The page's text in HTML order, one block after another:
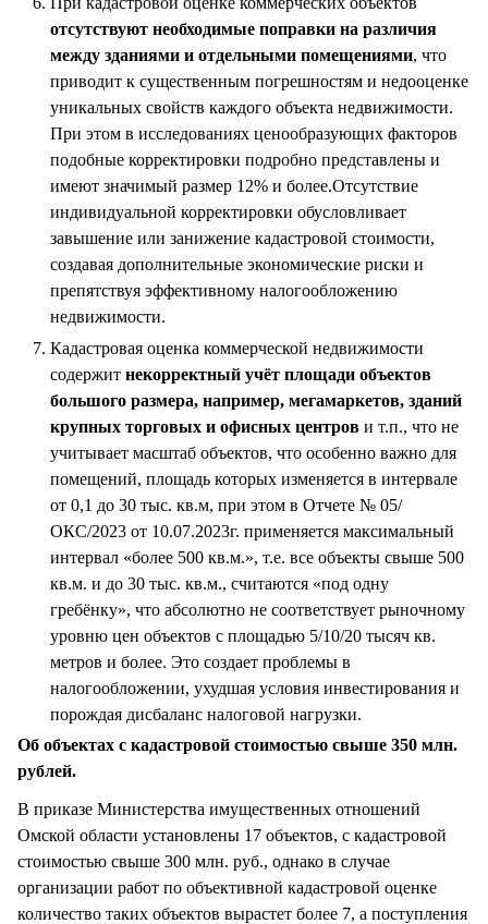
отсутствуют необходимые поправки на различия
между зданиями и отдельными помещениями, что
приводит к существенным погрешностям и недооценке
уникальных свойств каждого объекта недвижимости.
При этом в исследованиях ценообразующих факторов
подобные корректировки подробно представлены и
имеют значимый размер 12% и более.Отсутствие
индивидуальной корректировки обусловливает
завышение или занижение кадастровой стоимости,
создавая дополнительные экономические риски и
препятствуя эффективному налогообложению
недвижимости.
Кадастровая оценка коммерческой недвижимости
содержитнекорректный учёт площади объектов
большого размера, например, мегамаркетов, зданий
крупных торговых и офисных центров и т.п., что не
учитывает масштаб объектов, что особенно важно для
помещений, площадь которых изменяется в интервале
от 0,1 до 30 тыс. кв.м, при этом в Отчете № 05/
ОКС/2023 от 10.07.2023г. применяется максимальный
интервал «более 500 кв.м.», т.е. все объекты свыше 500
кв.м. и до 30 тыс. кв.м., считаются «под одну
гребёнку», что абсолютно не соответствует рыночному
уровню цен объектов с площадью 5/10/20 тысяч кв.
метров и более. Это создает проблемы в
налогообложении, ухудшая условия инвестирования и
порождая дисбаланс налоговой нагрузки.
Об объектах с кадастровой стоимостью свыше 350 млн.
рублей.
В приказе Министерства имущественных отношений
Омской области установлены 17 объектов, с кадастровой
стоимостью свыше 300 млн. руб., однако в случае
организации работ по объективной кадастровой оценке
количество таких объектов вырастет более 7, а поступления